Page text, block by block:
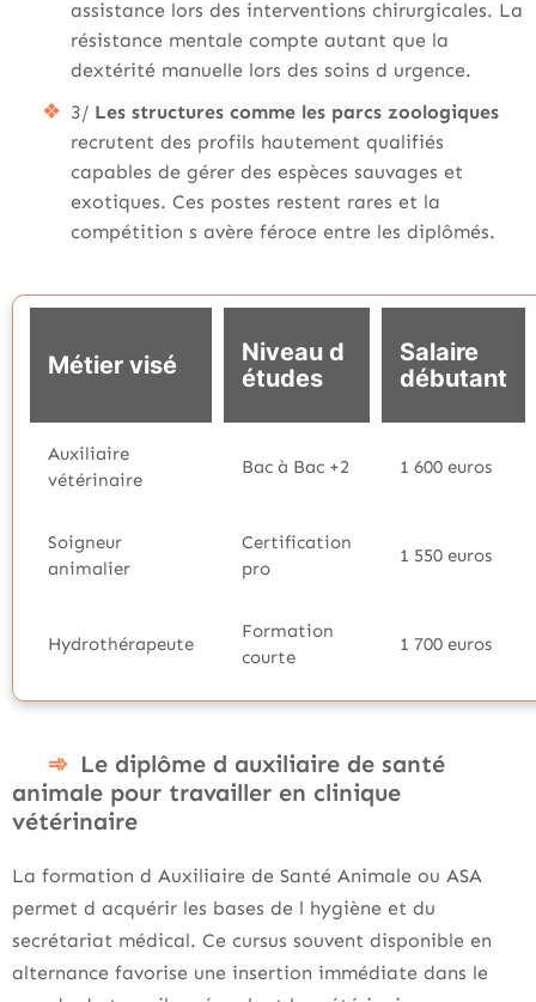
assistance lors des interventions chirurgicales. La
résistance mentale compte autant que la
dextérité manuelle lors des soins d urgence.
3/ Les structures comme les parcs zoologiques
recrutent des profils hautement qualifiés
capables de gérer des espèces sauvages et
exotiques. Ces postes restent rares et la
compétition s avère féroce entre les diplômés.
Métier visé
Niveau d
études
Salaire
débutant
Auxiliaire
vétérinaire
Bac à Bac +2 1 600 euros
Soigneur
animalier
Certification
pro
1 550 euros
Hydrothérapeute
Formation
courte
1 700 euros
Le diplôme d auxiliaire de santé
animale pour travailler en clinique
vétérinaire
La formation d Auxiliaire de Santé Animale ou ASA
permet d acquérir les bases de l hygiène et du
secrétariat médical. Ce cursus souvent disponible en
alternance favorise une insertion immédiate dans le